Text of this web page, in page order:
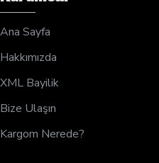
Ana Sayfa
Hakkımızda
XML Bayilik
Bize Ulaşın
Kargom Nerede?